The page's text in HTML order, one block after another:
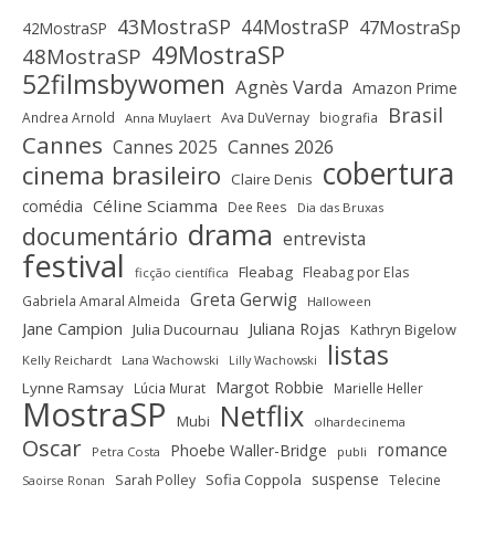
42MostraSP 43MostraSP 44MostraSP 47MostraSp
48MostraSP 49MostraSP
52filmsbywomen Agnès Varda Amazon Prime
Andrea Arnold Anna Muylaert Ava DuVernay biografia Brasil
Cannes Cannes 2025 Cannes 2026
cinema brasileiro Claire Denis cobertura
comédia Céline Sciamma Dee Rees Dia das Bruxas
documentário drama entrevista
festival ficção científica Fleabag Fleabag por Elas
Gabriela Amaral Almeida Greta Gerwig Halloween
Jane Campion Julia Ducournau Juliana Rojas Kathryn Bigelow
Kelly Reichardt Lana Wachowski Lilly Wachowski listas
Lynne Ramsay Lúcia Murat Margot Robbie Marielle Heller
MostraSP Mubi Netflix olhardecinema
Oscar Petra Costa Phoebe Waller-Bridge publi romance
Saoirse Ronan Sarah Polley Sofia Coppola suspense Telecine